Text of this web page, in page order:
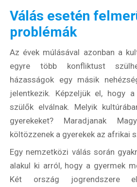
Válás esetén
problémák
Az évek múlásával azonban a
egyre több konfliktust
házasságok egy másik
jelentkezik. Képzeljük el, hogy
szülők elválnak. Melyik
gyerekeket? Maradjanak
költözzenek a gyerekek az afrikai
Egy nemzetközi válás során
alakul ki arról, hogy a gyermek
Két ország jogrendszere